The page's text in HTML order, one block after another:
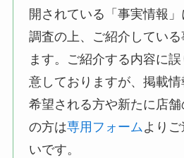
開されている「事実情報
調査の上、ご紹介してい
ます。ご紹介する内容に
意しておりますが、掲載
希望される方や新たに店
の方は専用フォームより
いです。